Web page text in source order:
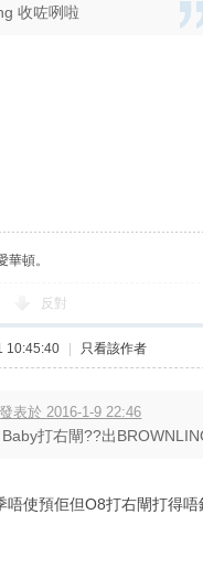
收咗咧啦
華頓。
反對
10:45:40 只看該作者
表於 2016-1-9 22:46
打右閘??出
唔使預佢但O8打右閘打得